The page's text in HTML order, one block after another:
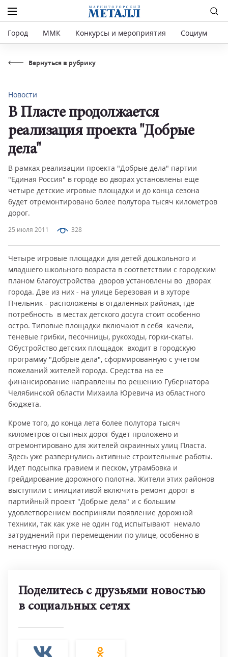
Город ММК Конкурсы и мероприятия Социум
Вернуться в рубрику
25 июля 2011 328
Новости
В Пласте продолжается
реализация проекта "Добрые
дела"
В рамках реализации проекта "Добрые дела" партии
"Единая Россия" в городе во дворах установлены еще
четыре детские игровые площадки и до конца сезона
будет отремонтировано более полутора тысяч километров
дорог.
Четыре игровые площадки для детей дошкольного и
младшего школьного возраста в соответствии с городским
планом благоустройства дворов установлены во дворах
города. Две из них - на улице Березовая и в хуторе
Пчельник - расположены в отдаленных районах, где
потребность в местах детского досуга стоит особенно
остро. Типовые площадки включают в себя качели,
теневые грибки, песочницы, рукоходы, горки-скаты.
Обустройство детских площадок входит в городскую
программу "Добрые дела", сформированную с учетом
пожеланий жителей города. Средства на ее
финансирование направлены по решению Губернатора
Челябинской области Михаила Юревича из областного
бюджета.
Кроме того, до конца лета более полутора тысяч
километров отсыпных дорог будет проложено и
отремонтировано для жителей окраинных улиц Пласта.
Здесь уже развернулись активные строительные работы.
Идет подсыпка гравием и песком, утрамбовка и
грейдирование дорожного полотна. Жители этих районов
выступили с инициативой включить ремонт дорог в
партийный проект "Добрые дела" и с большим
удовлетворением восприняли появление дорожной
техники, так как уже не один год испытывают немало
затруднений при перемещении по улице, особенно в
ненастную погоду.
Поделитесь с друзьями новостью
в социальных сетях